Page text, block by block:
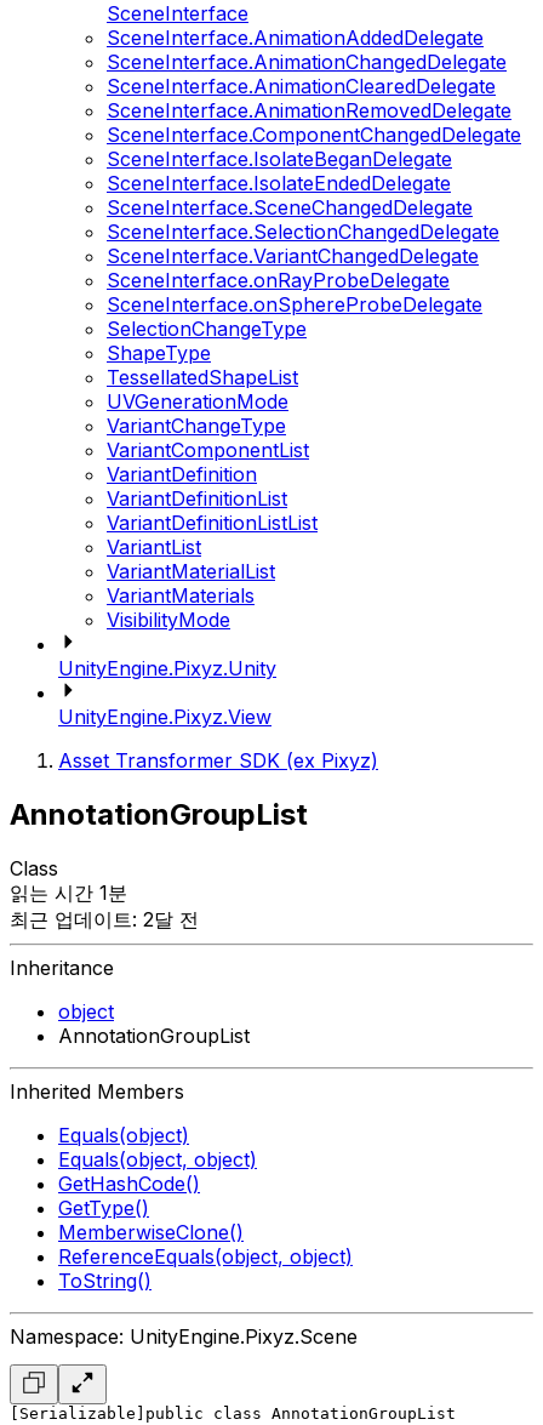
SceneInterface
SceneInterface.AnimationAddedDelegate
SceneInterface.AnimationChangedDelegate
SceneInterface.AnimationClearedDelegate
SceneInterface.AnimationRemovedDelegate
SceneInterface.ComponentChangedDelegate
SceneInterface.IsolateBeganDelegate
SceneInterface.IsolateEndedDelegate
SceneInterface.SceneChangedDelegate
SceneInterface.SelectionChangedDelegate
SceneInterface.VariantChangedDelegate
SceneInterface.onRayProbeDelegate
SceneInterface.onSphereProbeDelegate
SelectionChangeType
ShapeType
TessellatedShapeList
UVGenerationMode
VariantChangeType
VariantComponentList
VariantDefinition
VariantDefinitionList
VariantDefinitionListList
VariantList
VariantMaterialList
VariantMaterials
VisibilityMode
UnityEngine.Pixyz.Unity
UnityEngine.Pixyz.View
Asset Transformer SDK (ex Pixyz)
AnnotationGroupList
Class
읽는 시간 1분
최근 업데이트: 2달 전
Inheritance
object
AnnotationGroupList
Inherited Members
Equals(object)
Equals(object, object)
GetHashCode()
GetType()
MemberwiseClone()
ReferenceEquals(object, object)
ToString()
Namespace: UnityEngine.Pixyz.Scene
[Serializable] public class AnnotationGroupList